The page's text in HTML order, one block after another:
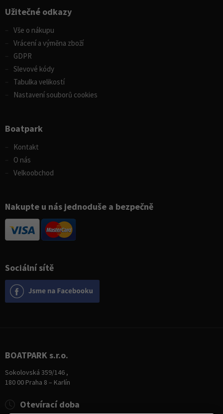
Sociální sítě
Užitečné odkazy
Vše o nákupu
Vrácení a výměna zboží
GDPR
Slevové kódy
Tabulka velikostí
Nastavení souborů cookies
Boatpark
Kontakt
O nás
Velkoobchod
Nakupte u nás jednoduše a bezpečně
BOATPARK s.r.o.
Sokolovská 359/146 ,
180 00 Praha 8 – Karlín
Otevírací doba